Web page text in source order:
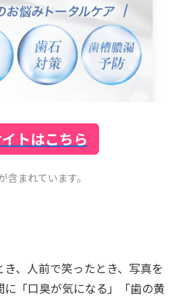
トはこちら
まれています。
、人前で笑ったとき、写真を
「口臭が気になる」「歯の黄